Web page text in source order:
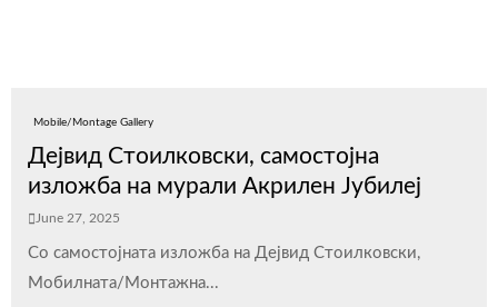
Mobile/Montage Gallery
Дејвид Стоилковски, самостојна
изложба на мурали Акрилен Јубилеј
June 27, 2025
Со самостојната изложба на Дејвид Стоилковски,
Мобилната/Монтажна...